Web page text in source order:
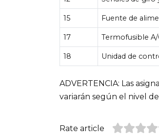
15 Fuente de
17 Termofusible A/
18 Unidad de
ADVERTENCIA: Las
variarán según el nivel
Rate article